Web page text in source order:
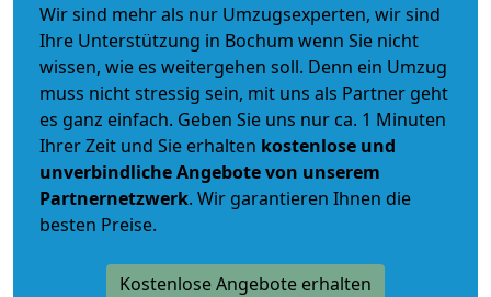
Wir sind mehr als nur Umzugsexperten, wir sind
Ihre Unterstützung in Bochum wenn Sie nicht
wissen, wie es weitergehen soll. Denn ein Umzug
muss nicht stressig sein, mit uns als Partner geht
es ganz einfach. Geben Sie uns nur ca. 1 Minuten
Ihrer Zeit und Sie erhalten kostenlose und
unverbindlicheAngebote von unserem
Partnernetzwerk. Wir garantieren Ihnen die
besten Preise.
Kostenlose Angebote erhalten